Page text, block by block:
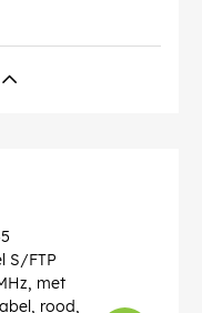
bekleed
S/FTP
met
rood,